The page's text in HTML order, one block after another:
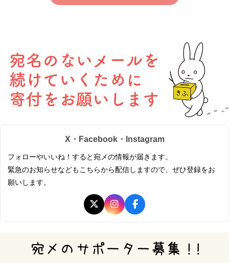
X・Facebook・Instagram
フォローやいいね！すると宛メの情報が届きます。
緊急のお知らせなどもこちらから配信しますので、ぜひ登録をお
願いします。